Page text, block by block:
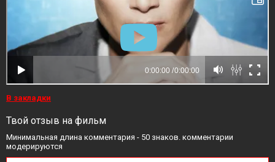
В закладки
Твой отзыв на фильм
Минимальная длина комментария - 50 знаков. комментарии
модерируются